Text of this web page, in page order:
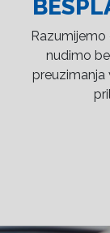
nudimo
preuzimanja